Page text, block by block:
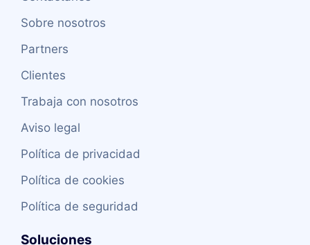
Sobre nosotros
Partners
Clientes
Trabaja con nosotros
Aviso legal
Política de privacidad
Política de cookies
Política de seguridad
Soluciones